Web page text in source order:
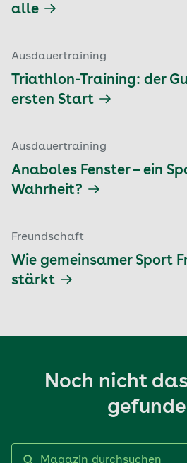
alle
Ausdauertraining
Triathlon-Training: der
ersten Start
Ausdauertraining
Anaboles Fenster – ein
Wahrheit?
Freundschaft
Wie gemeinsamer Sport
stärkt
Noch nicht